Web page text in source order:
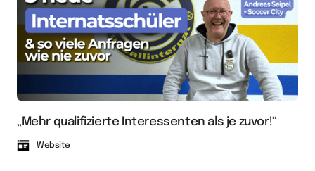
„Mehr qualifizierte Interessenten als je zuvor!“
Website